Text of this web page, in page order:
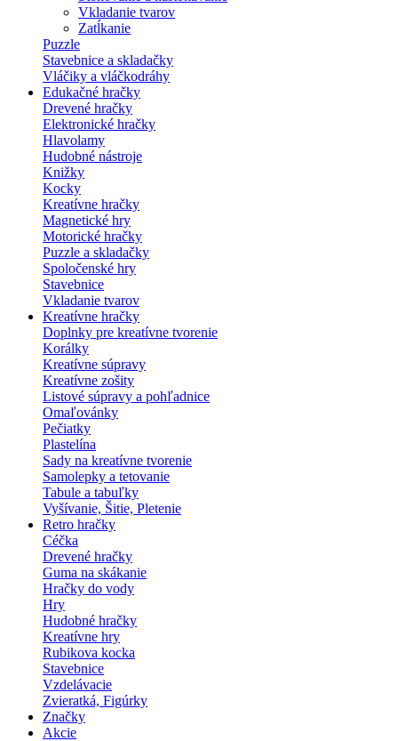
Vkladanie tvarov
Zatĺkanie
Puzzle
Stavebnice a skladačky
Vláčiky a vláčkodráhy
Edukačné hračky
Drevené hračky
Elektronické hračky
Hlavolamy
Hudobné nástroje
Knižky
Kocky
Kreatívne hračky
Magnetické hry
Motorické hračky
Puzzle a skladačky
Spoločenské hry
Stavebnice
Vkladanie tvarov
Kreatívne hračky
Doplnky pre kreatívne tvorenie
Korálky
Kreatívne súpravy
Kreatívne zošity
Listové súpravy a pohľadnice
Omaľovánky
Pečiatky
Plastelína
Sady na kreatívne tvorenie
Samolepky a tetovanie
Tabule a tabuľky
Vyšívanie, Šitie, Pletenie
Retro hračky
Céčka
Drevené hračky
Guma na skákanie
Hračky do vody
Hry
Hudobné hračky
Kreatívne hry
Rubikova kocka
Stavebnice
Vzdelávacie
Zvieratká, Figúrky
Značky
Akcie